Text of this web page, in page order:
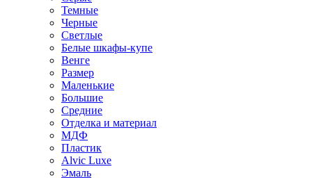
Темные
Черные
Светлые
Белые шкафы-купе
Венге
Размер
Маленькие
Большие
Средние
Отделка и материал
МДФ
Пластик
Alvic Luxe
Эмаль